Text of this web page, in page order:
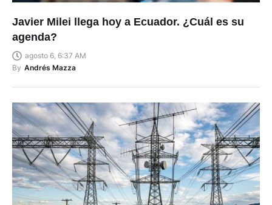
Javier Milei llega hoy a Ecuador. ¿Cuál es su
agenda?
agosto 6, 6:37 AM
By Andrés Mazza